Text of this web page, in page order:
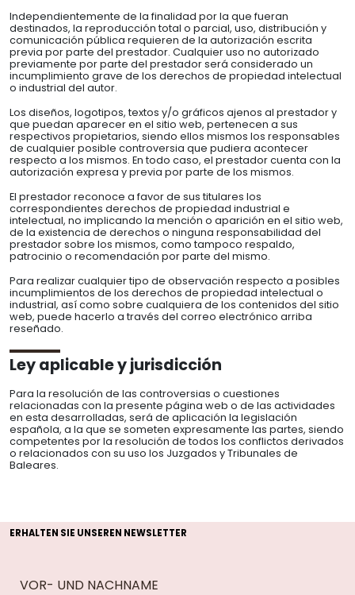
Independientemente de la finalidad por la que fueran
destinados, la reproducción total o parcial, uso, distribución y
comunicación pública requieren de la autorización escrita
previa por parte del prestador. Cualquier uso no autorizado
previamente por parte del prestador será considerado un
incumplimiento grave de los derechos de propiedad intelectual
o industrial del autor.
Los diseños, logotipos, textos y/o gráficos ajenos al prestador y
que puedan aparecer en el sitio web, pertenecen a sus
respectivos propietarios, siendo ellos mismos los responsables
de cualquier posible controversia que pudiera acontecer
respecto a los mismos. En todo caso, el prestador cuenta con la
autorización expresa y previa por parte de los mismos.
El prestador reconoce a favor de sus titulares los
correspondientes derechos de propiedad industrial e
intelectual, no implicando la mención o aparición en el sitio web,
de la existencia de derechos o ninguna responsabilidad del
prestador sobre los mismos, como tampoco respaldo,
patrocinio o recomendación por parte del mismo.
Para realizar cualquier tipo de observación respecto a posibles
incumplimientos de los derechos de propiedad intelectual o
industrial, así como sobre cualquiera de los contenidos del sitio
web, puede hacerlo a través del correo electrónico arriba
reseñado.
Ley aplicable y jurisdicción
Para la resolución de las controversias o cuestiones
relacionadas con la presente página web o de las actividades
en esta desarrolladas, será de aplicación la legislación
española, a la que se someten expresamente las partes, siendo
competentes por la resolución de todos los conflictos derivados
o relacionados con su uso los Juzgados y Tribunales de
Baleares.
ERHALTEN SIE UNSEREN NEWSLETTER
VOR- UND NACHNAME